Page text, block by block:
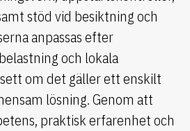
stöd vid besiktning och
anpassas efter
och lokala
om det gäller ett enskilt
lösning. Genom att
praktisk erfarenhet och